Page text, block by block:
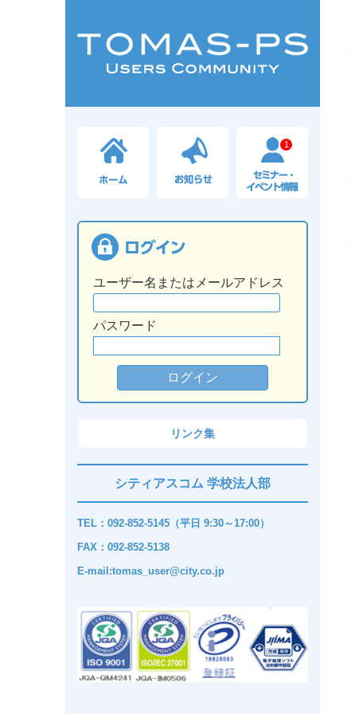
1
ユーザー名またはメールアドレス
パスワード
リンク集
シティアスコム 学校法人部
TEL：092-852-5145（平日 9:30～17:00）
FAX：092-852-5138
E-mail:tomas_user@city.co.jp